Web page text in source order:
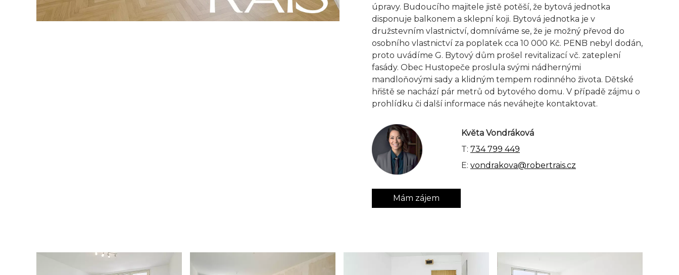
úpravy. Budoucího majitele jistě potěší, že bytová jednotka
disponuje balkonem a sklepní koji. Bytová jednotka je v
družstevním vlastnictví, domníváme se, že je možný převod do
osobního vlastnictví za poplatek cca 10 000 Kč. PENB nebyl dodán,
proto uvádíme G. Bytový dům prošel revitalizací vč. zateplení
fasády. Obec Hustopeče proslula svými nádhernými
mandloňovými sady a klidným tempem rodinného života. Dětské
hřiště se nachází pár metrů od bytového domu. V případě zájmu o
prohlídku či další informace nás neváhejte kontaktovat.
Květa Vondráková
T: 734 799 449
E: vondrakova@robertrais.cz
Mám zájem